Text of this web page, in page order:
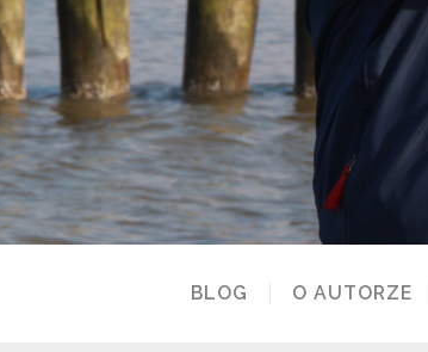
BLOG O AUTORZE